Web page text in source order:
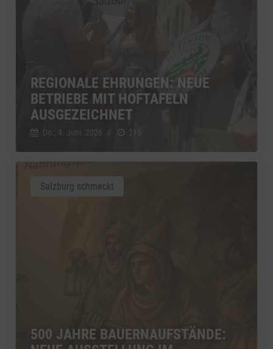
REGIONALE EHRUNGEN: NEUE
BETRIEBE MIT HOFTAFELN
AUSGEZEICHNET
Do., 4. Juni. 2026 // 215
500 JAHRE BAUERNAUFSTÄNDE:
Salzburg schmeckt